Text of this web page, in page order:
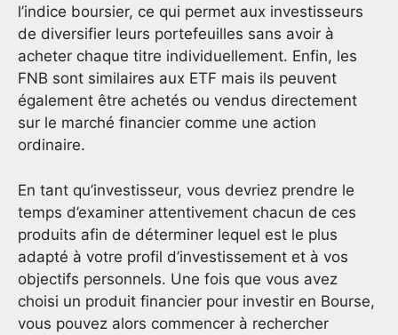
l’indice boursier, ce qui permet aux investisseurs
de diversifier leurs portefeuilles sans avoir à
acheter chaque titre individuellement. Enfin, les
FNB sont similaires aux ETF mais ils peuvent
également être achetés ou vendus directement
sur le marché financier comme une action
ordinaire.
En tant qu’investisseur, vous devriez prendre le
temps d’examiner attentivement chacun de ces
produits afin de déterminer lequel est le plus
adapté à votre profil d’investissement et à vos
objectifs personnels. Une fois que vous avez
choisi un produit financier pour investir en Bourse,
vous pouvez alors commencer à rechercher